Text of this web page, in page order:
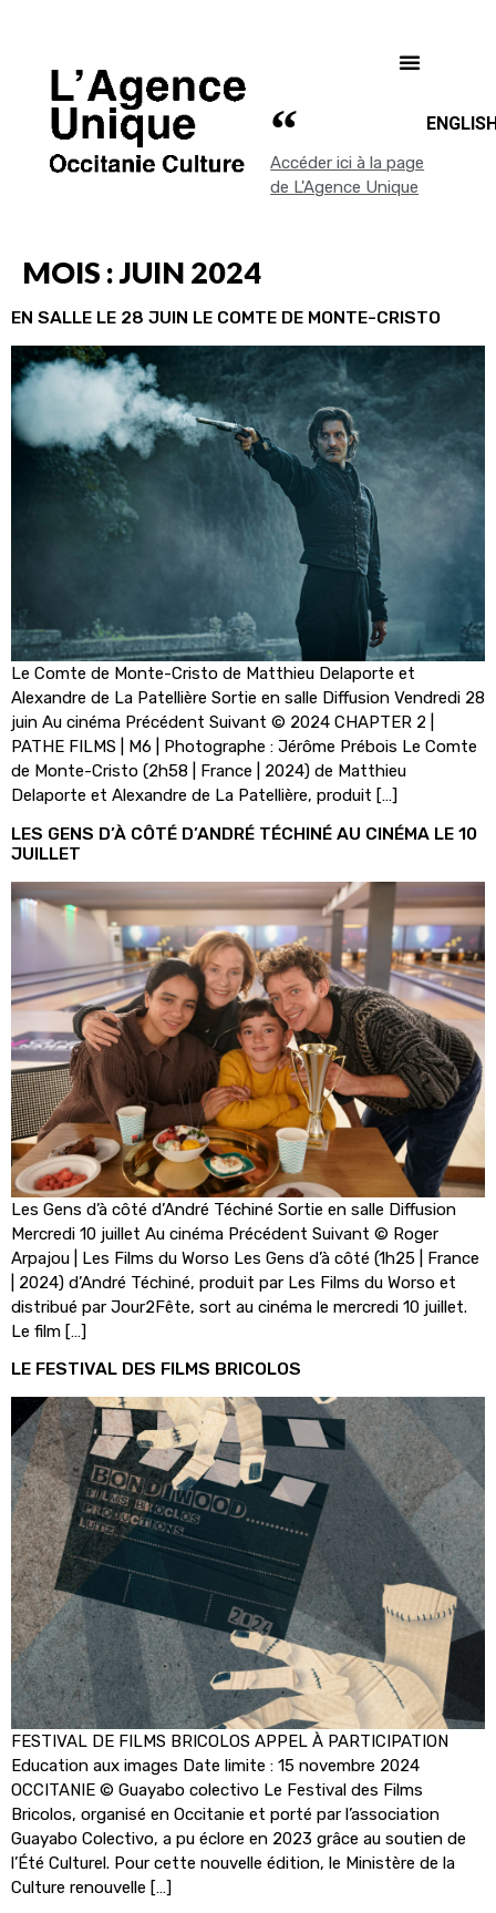
Accéder ici à la page
de L'Agence Unique
MOIS :JUIN 2024
EN SALLE LE 28 JUIN LE COMTE DE MONTE-CRISTO
Le Comte de Monte-Cristo de Matthieu Delaporte et
Alexandre de La Patellière Sortie en salle Diffusion Vendredi 28
juin Au cinéma Précédent Suivant © 2024 CHAPTER 2 |
PATHE FILMS | M6 | Photographe : Jérôme Prébois Le Comte
de Monte-Cristo (2h58 | France | 2024) de Matthieu
Delaporte et Alexandre de La Patellière, produit […]
LES GENS D’À CÔTÉ D’ANDRÉ TÉCHINÉ AU CINÉMA LE 10
JUILLET
Les Gens d’à côté d’André Téchiné Sortie en salle Diffusion
Mercredi 10 juillet Au cinéma Précédent Suivant © Roger
Arpajou | Les Films du Worso Les Gens d’à côté (1h25 | France
| 2024) d’André Téchiné, produit par Les Films du Worso et
distribué par Jour2Fête, sort au cinéma le mercredi 10 juillet.
Le film […]
LE FESTIVAL DES FILMS BRICOLOS
FESTIVAL DE FILMS BRICOLOS APPEL À PARTICIPATION
Education aux images Date limite : 15 novembre 2024
OCCITANIE © Guayabo colectivo Le Festival des Films
Bricolos, organisé en Occitanie et porté par l’association
Guayabo Colectivo, a pu éclore en 2023 grâce au soutien de
l’Été Culturel. Pour cette nouvelle édition, le Ministère de la
Culture renouvelle […]